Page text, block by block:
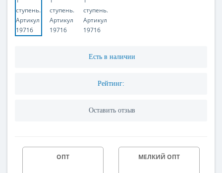
Есть в наличии
Рейтинг:
Оставить отзыв
ОПТ МЕЛКИЙ ОПТ